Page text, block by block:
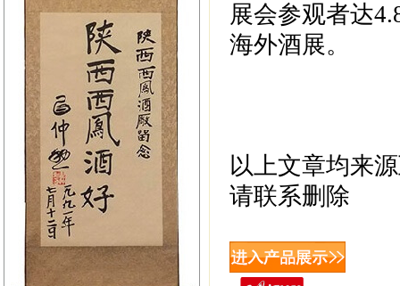
展会参观者达
海外酒展。
以上文章均来
请联系删除